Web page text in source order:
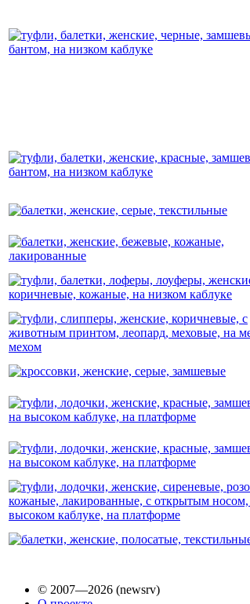
© 2007—2026 (newsrv)